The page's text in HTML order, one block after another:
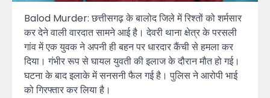
Balod Murder: छत्तीसगढ़ के बालोद जिले में रिश्तों को शर्मसार
कर देने वाली वारदात सामने आई है। देवरी थाना क्षेत्र के परसली
गांव में एक युवक ने अपनी ही बहन पर धारदार कैंची से हमला कर
दिया। गंभीर रूप से घायल युवती की इलाज के दौरान मौत हो गई।
घटना के बाद इलाके में सनसनी फैल गई है। पुलिस ने आरोपी भाई
को गिरफ्तार कर लिया है।